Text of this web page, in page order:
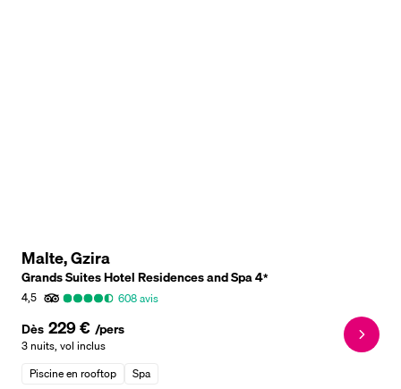
Malte, Gzira
Grands Suites Hotel Residences and Spa4*
4,5
608avis
Dès 229 € /pers
3 nuits, vol inclus
Piscine en rooftop
Spa